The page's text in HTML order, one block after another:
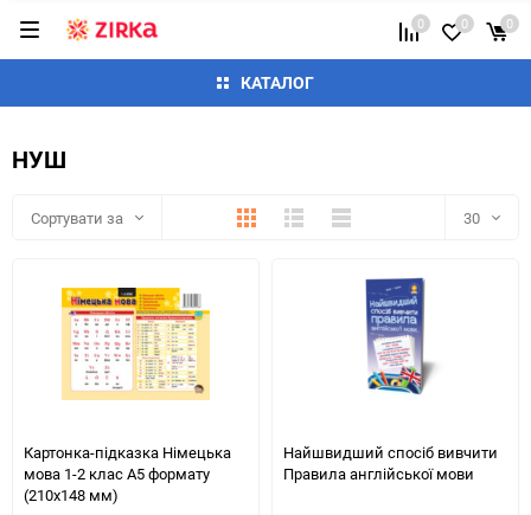
КАТАЛОГ
0 0 0
НУШ
Сортувати за ПлиткаДетальноСписок 30
Картонка-підказка Німецька
мова 1-2 клас А5 формату
(210х148 мм)
Найшвидший спосіб вивчити
Правила англійської мови